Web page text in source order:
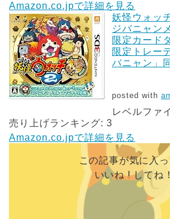
Amazon.co.jpで詳細を見る
妖怪ウォッ
ジバニャン
限定カード
限定トレー
バニャン」
posted with
レベルファ
売り上げランキング: 3
Amazon.co.jpで詳細を見る
この記事が気に入
いいね ! してね！